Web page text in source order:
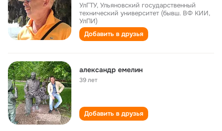
УлГТУ, Ульяновский государственный
технический университет (бывш. ВФ КИИ,
УлПИ)
Добавить в друзья
александр емелин
39 лет
Добавить в друзья